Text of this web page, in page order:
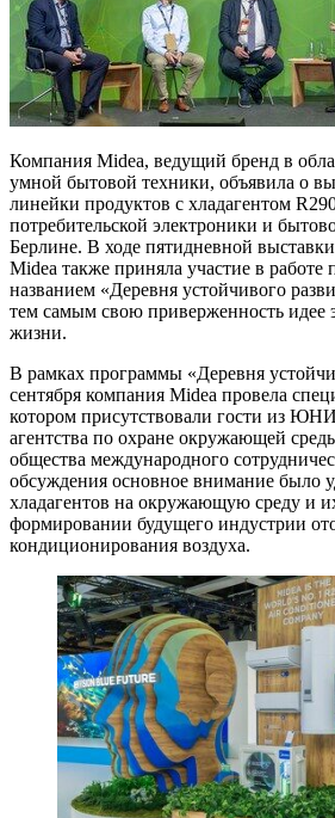
Компания Midea, ведущий бренд в
умной бытовой техники, объявила о
линейки продуктов с хладагентом
потребительской электроники и
Берлине. В ходе пятидневной
Midea также приняла участие в
названием «Деревня устойчивого
тем самым свою приверженность идее
жизни.
В рамках программы «Деревня
сентября компания Midea провела
котором присутствовали гости из
агентства по охране окружающей
общества международного
обсуждения основное внимание было
хладагентов на окружающую среду и
формировании будущего индустрии
кондиционирования воздуха.